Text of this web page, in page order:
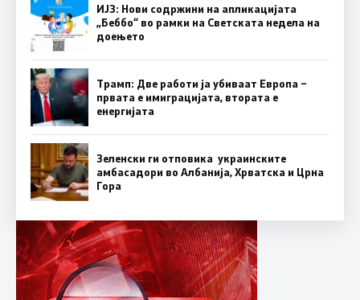
ИЈЗ: Нови содржини на апликацијата
„Беббо“ во рамки на Светската недела на
доењето
Трамп: Две работи ја убиваат Европа –
првата е имиграцијата, втората е
енергијата
Зеленски ги отповика украинските
амбасадори во Албанија, Хрватска и Црна
Гора